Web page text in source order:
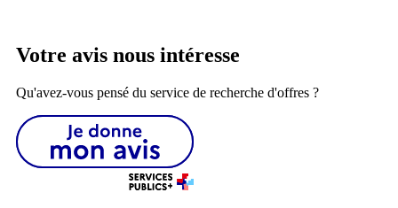
Votre avis nous intéresse
Qu'avez-vous pensé du service de recherche d'offres ?